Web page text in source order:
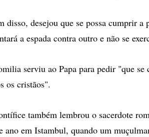
disso, desejou que se possa cumprir
a espada contra outro e não se
serviu ao Papa para pedir "que se
os cristãos".
também lembrou o sacerdote
ano em Istambul, quando um